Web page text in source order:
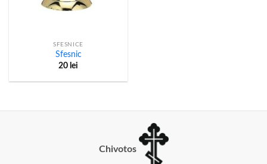
SFESNICE
Sfesnic
20 lei
Chivotos